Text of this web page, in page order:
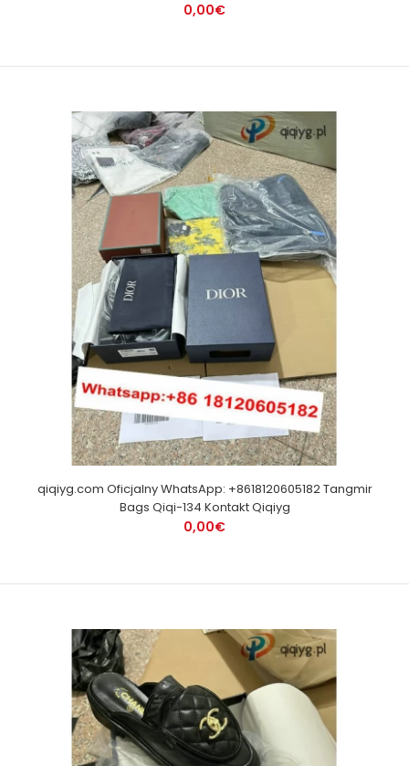
0,00€
qiqiyg.com Oficjalny WhatsApp: +8618120605182 Tangmir
Bags Qiqi-134 Kontakt Qiqiyg
0,00€